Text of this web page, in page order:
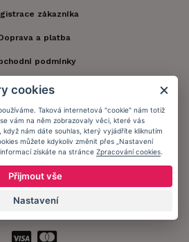
zákazníka
a platba
podmínky
osobních údajů
memorandum
námi v kontaktu.
cookies
Taková internetová "cookie" nám totiž
vám na něm zobrazovaly věci, které vás
když nám dáte souhlas, který vyjádříte kliknutím
můžete kdykoliv změnit přes „Nastavení
získáte na stránce Zpracování cookies
Přijmout vše
Nastavení